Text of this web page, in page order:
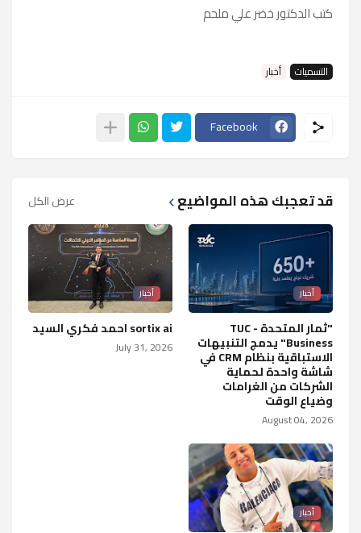
كتب الدكتور خضر علي ملحم
التسميات أخبار
Facebook
قد تعجبك هذه المواضيع عرض الكل
أخبار
"ثمار المتحدة - TUC
Business" يدمج التنبيهات
الاستباقية بنظام CRM في
شاشة واحدة لحماية
الشركات من الغرامات
وضياع الوقت
August 04, 2026
أخبار
sortix ai احمد فكري السيد
July 31, 2026
أخبار